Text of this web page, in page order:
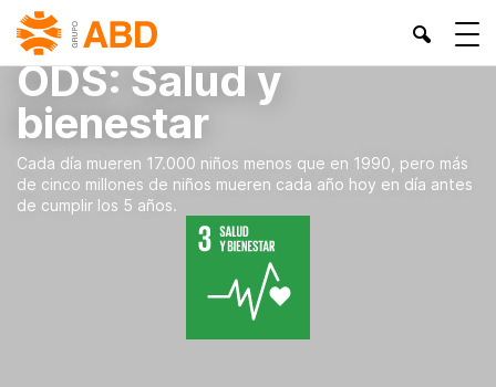
ODS:Salud y
bienestar
Cada día mueren 17.000 niños menos que en 1990, pero más
de cinco millones de niños mueren cada año hoy en día antes
de cumplir los 5 años.